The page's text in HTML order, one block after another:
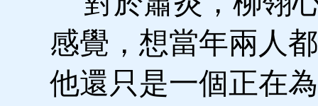
感覺，想當年兩人
他還只是一個正在